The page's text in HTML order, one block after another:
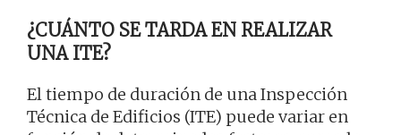
¿CUÁNTO SE TARDA EN REALIZAR
UNA ITE?
El tiempo de duración de una Inspección
Técnica de Edificios (ITE) puede variar en